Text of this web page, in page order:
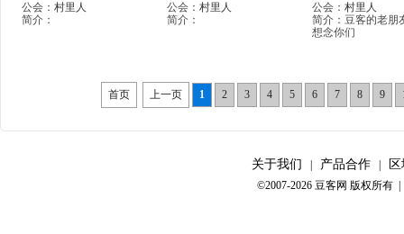
公会： 村里人
简介：
公会： 村里人
简介：
公会： 村里人
简介：豆客的老朋
想念你们
首页 上一页 1 2 3 4 5 6 7 8 9
关于我们 产品合作|
©2007-2026 豆客网 版权所有